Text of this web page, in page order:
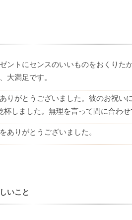
ントにセンスのいいものをおくりた
大満足です。
りがとうございました。彼のお祝い
杯しました。無理を言って間に合わ
ありがとうございました。
いこと